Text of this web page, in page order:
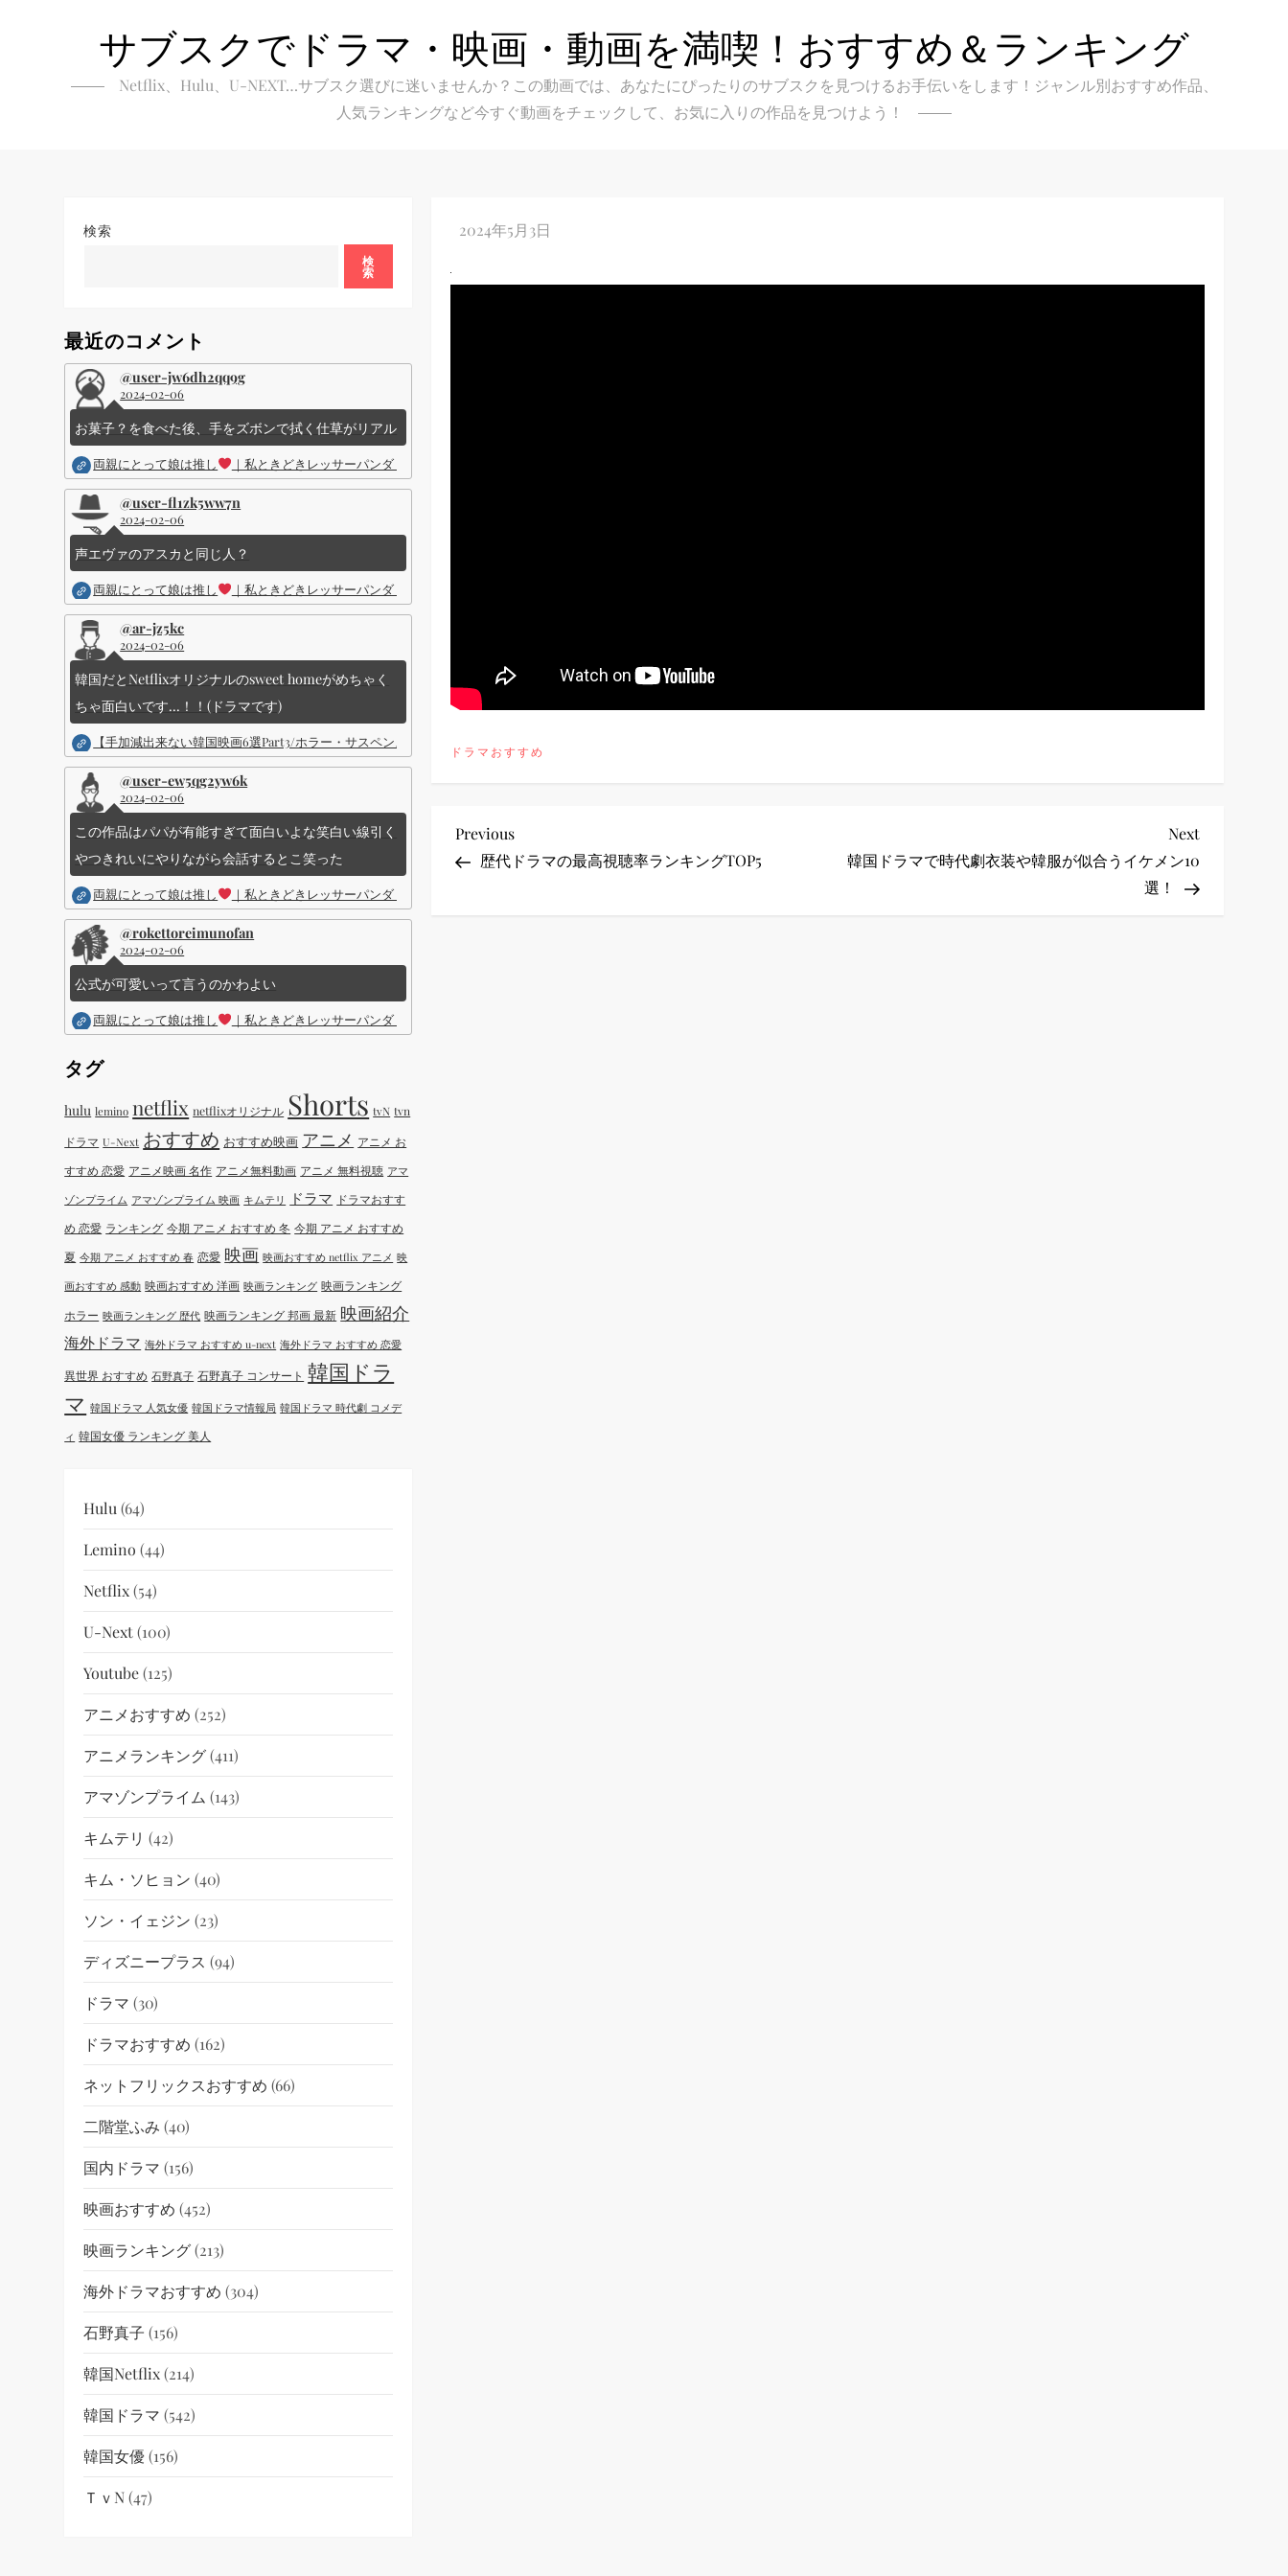
サブスクでドラマ・映画・動画を満喫！おすすめ＆ランキング
Netflix、Hulu、U-NEXT…サブスク選びに迷いませんか？この動画では、あなたにぴったりのサブスクを見つけるお手伝いをします！ジャンル別おすすめ作品、
人気ランキングなど今すぐ動画をチェックして、お気に入りの作品を見つけよう！
ドラマおすすめ
投
Previous
Post
Previous
歴代ドラマの最高視聴率ランキングTOP5
Next
Post
Next
韓国ドラマで時代劇衣装や韓服が似合うイケメン10
選！
検索
検
索
最近のコメント
@user-jw6dh2qq9g
2024-02-06
お菓子？を食べた後、手をズボンで拭く仕草がリアル
両親にとって娘は推し ｜私ときどきレッサーパンダ ｜Disney (ディズニープラス）
@user-fl1zk5ww7n
2024-02-06
声エヴァのアスカと同じ人？
両親にとって娘は推し ｜私ときどきレッサーパンダ ｜Disney (ディズニープラス）
@ar-jz5kc
2024-02-06
韓国だとNetflixオリジナルのsweet homeがめちゃく
ちゃ面白いです...！！(ドラマです)
【手加減出来ない韓国映画6選Part3/ホラー・サスペンス・ノワール】韓国至上の《最凶の悪》が登場する韓国映画。
@user-ew5qg2yw6k
2024-02-06
この作品はパパが有能すぎて面白いよな笑白い線引く
やつきれいにやりながら会話するとこ笑った
両親にとって娘は推し ｜私ときどきレッサーパンダ ｜Disney (ディズニープラス）
@rokettoreimunofan
2024-02-06
公式が可愛いって言うのかわよい
両親にとって娘は推し ｜私ときどきレッサーパンダ ｜Disney (ディズニープラス）
タグ
hulu lemino netflix netflixオリジナル Shorts tvN tvn
ドラマ U-Next おすすめ おすすめ映画 アニメ アニメ お
すすめ 恋愛 アニメ映画 名作 アニメ無料動画 アニメ 無料視聴 アマ
ゾンプライム アマゾンプライム 映画 キムテリ ドラマ ドラマおすす
め 恋愛 ランキング 今期 アニメ おすすめ 冬 今期 アニメ おすすめ
夏 今期 アニメ おすすめ 春 恋愛 映画 映画おすすめ netflix アニメ 映
画おすすめ 感動 映画おすすめ 洋画 映画ランキング 映画ランキング
ホラー 映画ランキング 歴代 映画ランキング 邦画 最新 映画紹介
海外ドラマ 海外ドラマ おすすめ u-next 海外ドラマ おすすめ 恋愛
異世界 おすすめ 石野真子 石野真子 コンサート 韓国ドラ
マ 韓国ドラマ 人気女優 韓国ドラマ情報局 韓国ドラマ 時代劇 コメデ
ィ 韓国女優 ランキング 美人
Hulu (64)
Lemino (44)
Netflix(54)
U-Next(100)
Youtube(125)
アニメおすすめ (252)
アニメランキング(411)
アマゾンプライム (143)
キムテリ (42)
キム・ソヒョン (40)
ソン・イェジン (23)
ディズニープラス (94)
ドラマ (30)
ドラマおすすめ (162)
ネットフリックスおすすめ (66)
二階堂ふみ (40)
国内ドラマ (156)
映画おすすめ (452)
映画ランキング(213)
海外ドラマおすすめ (304)
石野真子 (156)
韓国netflix(214)
韓国ドラマ (542)
韓国女優(156)
ＴｖN(47)